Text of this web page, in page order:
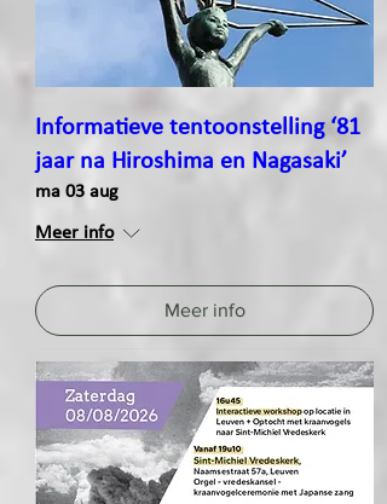
Informatieve tentoonstelling ‘81
jaar na Hiroshima en Nagasaki’
ma 03 aug
Meer info
Meer info